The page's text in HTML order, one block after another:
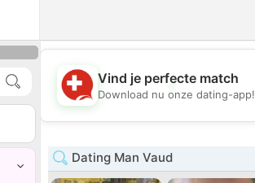
💖
Vind je perfecte match
Download nu onze dating-app!
Dating Man Vaud